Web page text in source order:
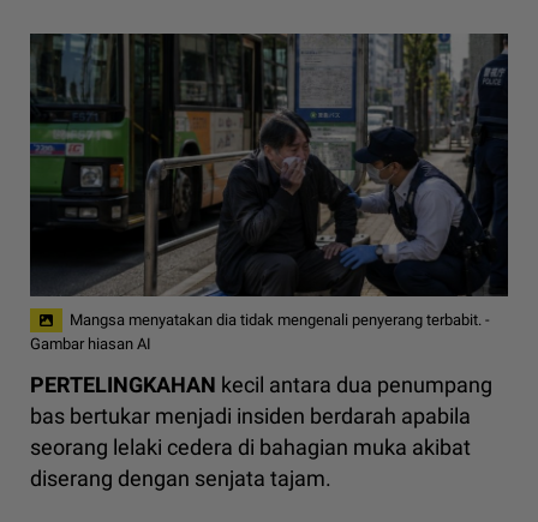
Mangsa menyatakan dia tidak mengenali penyerang terbabit. -
Gambar hiasan AI
PERTELINGKAHAN kecil antara dua penumpang
bas bertukar menjadi insiden berdarah apabila
seorang lelaki cedera di bahagian muka akibat
diserang dengan senjata tajam.